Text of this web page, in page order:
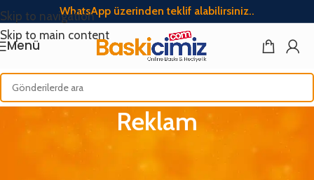
Skip to navigation
Skip to main content
WhatsApp üzerinden teklif alabilirsiniz..
Menü
Reklam